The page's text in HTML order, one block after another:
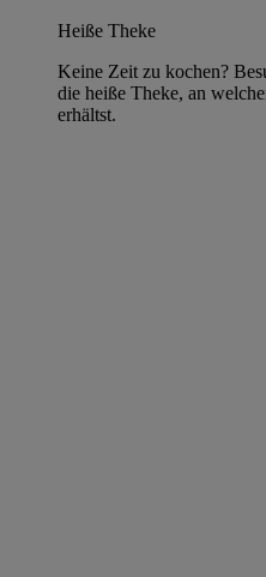
Heiße Theke
Keine Zeit zu kochen?
die heiße Theke, an
erhältst.